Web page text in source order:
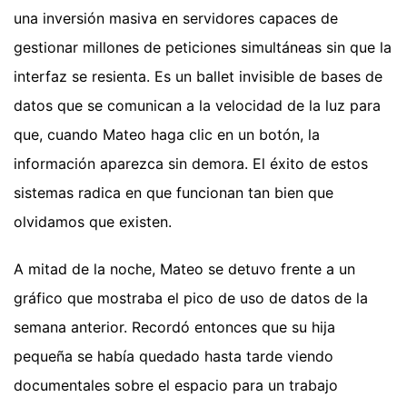
una inversión masiva en servidores capaces de
gestionar millones de peticiones simultáneas sin que la
interfaz se resienta. Es un ballet invisible de bases de
datos que se comunican a la velocidad de la luz para
que, cuando Mateo haga clic en un botón, la
información aparezca sin demora. El éxito de estos
sistemas radica en que funcionan tan bien que
olvidamos que existen.
A mitad de la noche, Mateo se detuvo frente a un
gráfico que mostraba el pico de uso de datos de la
semana anterior. Recordó entonces que su hija
pequeña se había quedado hasta tarde viendo
documentales sobre el espacio para un trabajo